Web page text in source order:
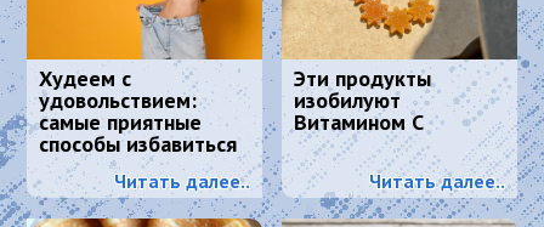
Худеем с
удовольствием:
самые приятные
способы избавиться
от лишнего веса.
Читать далее..
Эти продукты
изобилуют
Витамином С
Читать далее..